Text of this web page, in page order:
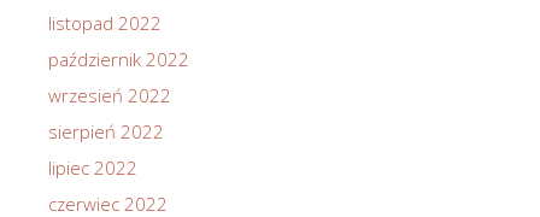
listopad 2022
październik 2022
wrzesień 2022
sierpień 2022
lipiec 2022
czerwiec 2022